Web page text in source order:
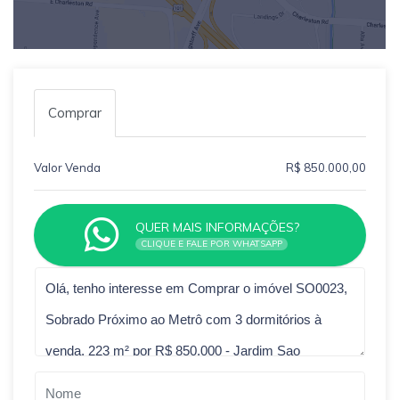
Comprar
Valor Venda R$ 850.000,00
QUER MAIS INFORMAÇÕES?
CLIQUE E FALE POR WHATSAPP